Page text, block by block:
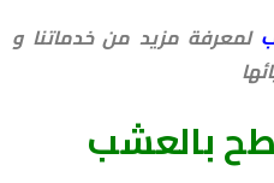
لمعرفة مزيد من خدماتنا و
بالعشب